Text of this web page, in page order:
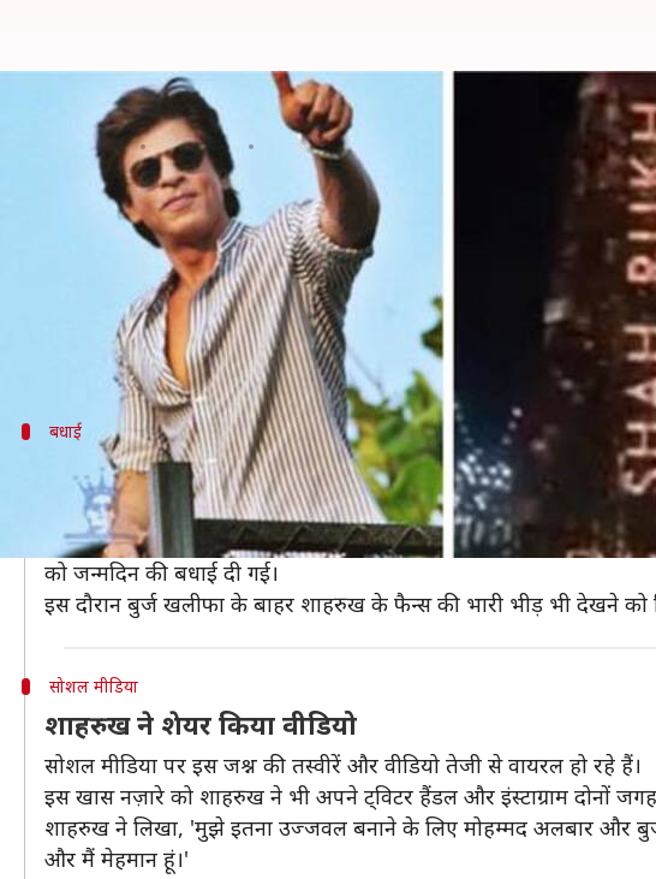
शाहरुख के लिए सजा बुर्ज खलीफा, देखें सबसे
स्वाति पाण्डेय Nov 03, 2019 12:39 pm
बॉलीवुड के बादशाह यानी की शाहरुख खान ने शनिवार को अपना 54वां
शाहरुख को जन्मदिन की बधाई देने के लिए हजारों फैन्स 'मन्नत' के बाहर
शाहरुख का 54वां जन्मदिन काफी खास रहा। अभिनेता को ना सिर्फ
बधाई
बुर्ज खलीफा ने अलग तरीके से सेलीब्रेट किया शाहरुख का
बुर्ज खलीफा ने एक अलग अंदाज में शाहरुख खान को विश किया।
शाहरुख के लिए बुर्ज खुलीफा पर खास तरह की लाइटिंग की गई और इस
को जन्मदिन की बधाई दी गई।
इस दौरान बुर्ज खलीफा के बाहर शाहरुख के फैन्स की भारी भीड़ भी देखने को
सोशल मीडिया
शाहरुख ने शेयर किया वीडियो
सोशल मीडिया पर इस जश्न की तस्वीरें और वीडियो तेजी से वायरल हो रहे हैं।
इस खास नज़ारे को शाहरुख ने भी अपने ट्विटर हैंडल और इंस्टाग्राम दोनों
शाहरुख ने लिखा, 'मुझे इतना उज्जवल बनाने के लिए मोहम्मद अलबार और
और मैं मेहमान हूं।'